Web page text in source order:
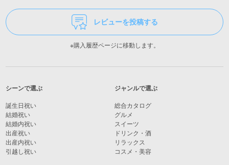
レビューを投稿する
※購入履歴ページに移動します。
シーンで選ぶ
誕生日祝い
結婚祝い
結婚内祝い
出産祝い
出産内祝い
引越し祝い
ジャンルで選ぶ
総合カタログ
グルメ
スイーツ
ドリンク・酒
リラックス
コスメ・美容